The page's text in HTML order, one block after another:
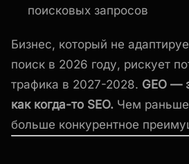
поисковых запросов
Бизнес, который не
поиск в 2026 году, рискует
трафика в 2027-2028. GEO —
как когда-то SEO. Чем
больше конкурентное